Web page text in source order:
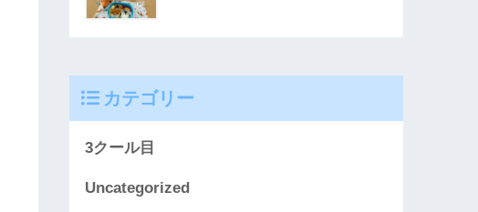
カテゴリー
3クール目
Uncategorized